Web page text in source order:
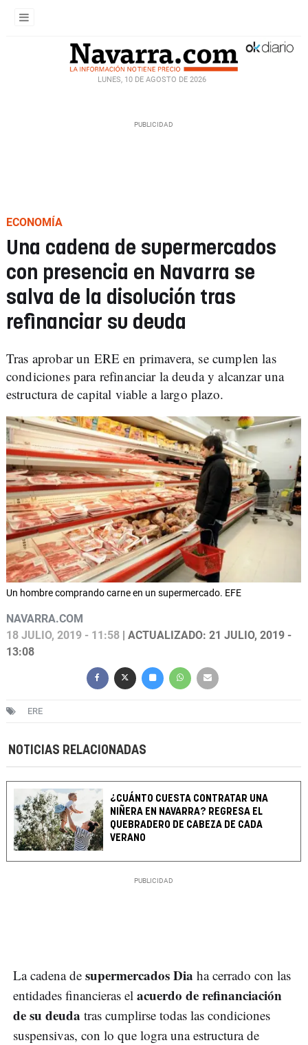
LUNES, 10 DE AGOSTO DE 2026
ECONOMÍA
Una cadena de supermercados
con presencia en Navarra se
salva de la disolución tras
refinanciar su deuda
Tras aprobar un ERE en primavera, se cumplen las
condiciones para refinanciar la deuda y alcanzar una
estructura de capital viable a largo plazo.
Un hombre comprando carne en un supermercado. EFE
NAVARRA.COM
18 JULIO, 2019 - 11:58 | ACTUALIZADO: 21 JULIO, 2019 -
13:08
ERE
NOTICIAS RELACIONADAS
¿CUÁNTO CUESTA CONTRATAR UNA
NIÑERA EN NAVARRA? REGRESA EL
QUEBRADERO DE CABEZA DE CADA
VERANO
La cadena de supermercados Dia ha cerrado con las
entidades financieras el acuerdo de refinanciación
de su deuda tras cumplirse todas las condiciones
suspensivas, con lo que logra una estructura de